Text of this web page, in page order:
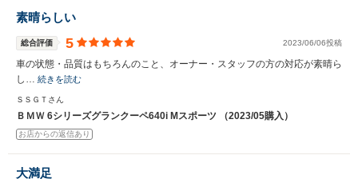
素晴らしい
総合評価 5 2023/06/06投稿
車の状態・品質はもちろんのこと、オーナー・スタッフの方の対応が素晴ら
し… 続きを読む
ＳＳＧＴさん
ＢＭＷ 6シリーズグランクーペ640i Mスポーツ （2023/05購入）
お店からの返信あり
大満足